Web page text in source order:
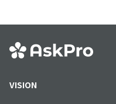
VISION